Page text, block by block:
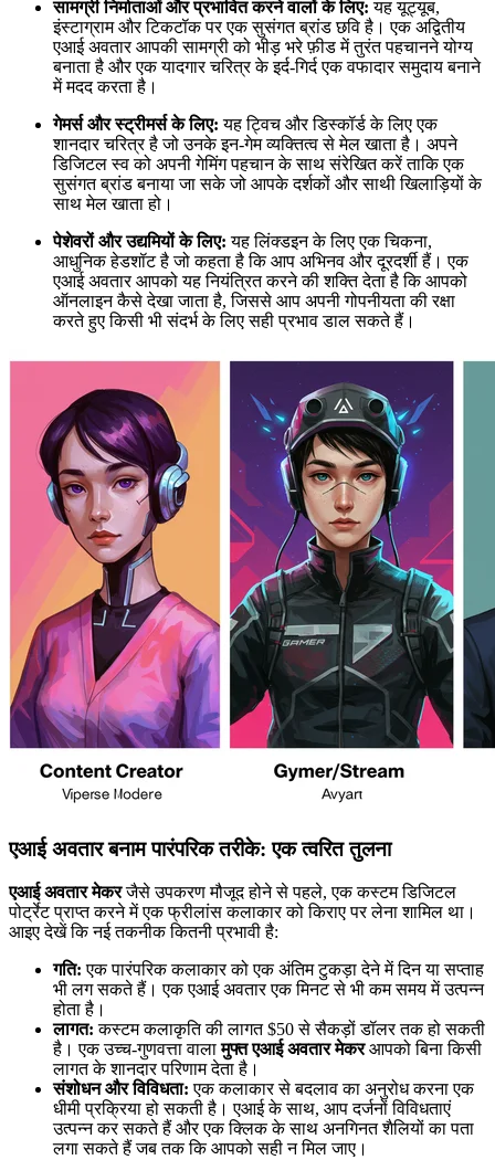
सामग्री निर्माताओं और प्रभावित करने वालों के लिए: यह यूट्यूब,
इंस्टाग्राम और टिकटॉक पर एक सुसंगत ब्रांड छवि है। एक अद्वितीय
एआई अवतार आपकी सामग्री को भीड़ भरे फ़ीड में तुरंत पहचानने योग्य
बनाता है और एक यादगार चरित्र के इर्द-गिर्द एक वफादार समुदाय बनाने
में मदद करता है।
गेमर्स और स्ट्रीमर्स के लिए: यह ट्विच और डिस्कॉर्ड के लिए एक
शानदार चरित्र है जो उनके इन-गेम व्यक्तित्व से मेल खाता है। अपने
डिजिटल स्व को अपनी गेमिंग पहचान के साथ संरेखित करें ताकि एक
सुसंगत ब्रांड बनाया जा सके जो आपके दर्शकों और साथी खिलाड़ियों के
साथ मेल खाता हो।
पेशेवरों और उद्यमियों के लिए: यह लिंक्डइन के लिए एक चिकना,
आधुनिक हेडशॉट है जो कहता है कि आप अभिनव और दूरदर्शी हैं। एक
एआई अवतार आपको यह नियंत्रित करने की शक्ति देता है कि आपको
ऑनलाइन कैसे देखा जाता है, जिससे आप अपनी गोपनीयता की रक्षा
करते हुए किसी भी संदर्भ के लिए सही प्रभाव डाल सकते हैं।
एआई अवतार बनाम पारंपरिक तरीके: एक त्वरित तुलना
एआई अवतार मेकरजैसे उपकरण मौजूद होने से पहले, एक कस्टम डिजिटल
पोर्ट्रेट प्राप्त करने में एक फ्रीलांस कलाकार को किराए पर लेना शामिल था।
आइए देखें कि नई तकनीक कितनी प्रभावी है:
गति: एक पारंपरिक कलाकार को एक अंतिम टुकड़ा देने में दिन या सप्ताह
भी लग सकते हैं। एक एआई अवतार एक मिनट से भी कम समय में उत्पन्न
होता है।
लागत: कस्टम कलाकृति की लागत $50 से सैकड़ों डॉलर तक हो सकती
है। एक उच्च-गुणवत्ता वालामुफ्त एआई अवतार मेकरआपको बिना किसी
लागत के शानदार परिणाम देता है।
संशोधन और विविधता: एक कलाकार से बदलाव का अनुरोध करना एक
धीमी प्रक्रिया हो सकती है। एआई के साथ, आप दर्जनों विविधताएं
उत्पन्न कर सकते हैं और एक क्लिक के साथ अनगिनत शैलियों का पता
लगा सकते हैं जब तक कि आपको सही न मिल जाए।